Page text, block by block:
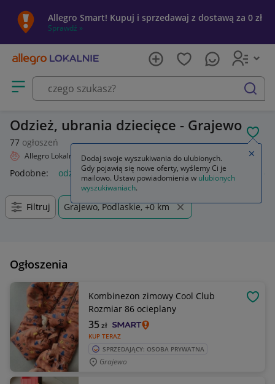
Allegro Smart! Kupuj i sprzedawaj z dostawą za 0 zł
Sprawdź »
Otwórz menu z kategoriami
szukaj
Odzież, ubrania dziecięce - Grajewo
77 ogłoszeń
Allegro Lokalnie Dziecko Odzież
Podobne: odzież odzież używana na kg odzież damska
Filtruj Grajewo, Podlaskie, +0 km
Ogłoszenia
Kombinezon zimowy Cool Club
Rozmiar 86 ocieplany
KUP TERAZ
35zł
SPRZEDAJĄCY: OSOBA PRYWATNA
Grajewo
Dodaj swoje wyszukiwania do ulubionych.
Gdy pojawią się nowe oferty, wyślemy Ci je
mailowo. Ustaw powiadomienia w ulubionych
wyszukiwaniach.